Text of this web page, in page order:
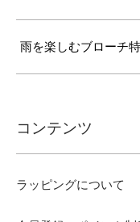
雨を楽しむブローチ
コンテンツ
ラッピングについて